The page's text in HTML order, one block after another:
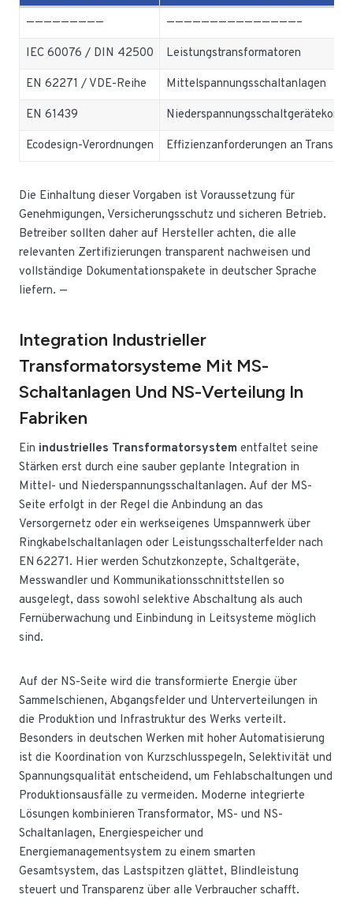
————————— ———————————————–
IEC 60076 / DIN 42500 Leistungstransformatoren
EN 62271 / VDE-Reihe Mittelspannungsschaltanlagen
EN 61439
Ecodesign-Verordnungen Effizienzanforderungen an
Die Einhaltung dieser Vorgaben ist Voraussetzung für
Genehmigungen, Versicherungsschutz und sicheren Betrieb.
Betreiber sollten daher auf Hersteller achten, die alle
relevanten Zertifizierungen transparent nachweisen und
vollständige Dokumentationspakete in deutscher Sprache
liefern. —
Integration Industrieller
Transformatorsysteme Mit MS-
Schaltanlagen Und NS-Verteilung In
Fabriken
Ein industrielles Transformatorsystem entfaltet seine
Stärken erst durch eine sauber geplante Integration in
Mittel- und Niederspannungsschaltanlagen. Auf der MS-
Seite erfolgt in der Regel die Anbindung an das
Versorgernetz oder ein werkseigenes Umspannwerk über
Ringkabelschaltanlagen oder Leistungsschalterfelder nach
EN 62271. Hier werden Schutzkonzepte, Schaltgeräte,
Messwandler und Kommunikationsschnittstellen so
ausgelegt, dass sowohl selektive Abschaltung als auch
Fernüberwachung und Einbindung in Leitsysteme möglich
sind.
Auf der NS-Seite wird die transformierte Energie über
Sammelschienen, Abgangsfelder und Unterverteilungen in
die Produktion und Infrastruktur des Werks verteilt.
Besonders in deutschen Werken mit hoher Automatisierung
ist die Koordination von Kurzschlusspegeln, Selektivität und
Spannungsqualität entscheidend, um Fehlabschaltungen und
Produktionsausfälle zu vermeiden. Moderne integrierte
Lösungen kombinieren Transformator, MS- und NS-
Schaltanlagen, Energiespeicher und
Energiemanagementsystem zu einem smarten
Gesamtsystem, das Lastspitzen glättet, Blindleistung
steuert und Transparenz über alle Verbraucher schafft.